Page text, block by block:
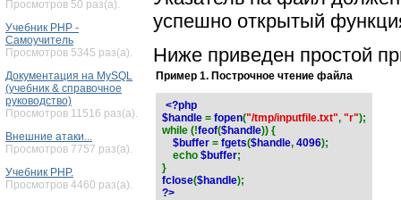
Просмотров 50 раз(а).
Учебник PHP -
Самоучитель
Просмотров 5345 раз(а).
Документация на MySQL
(учебник & справочное
руководство)
Просмотров 11516 раз(а).
Внешние атаки...
Просмотров 7757 раз(а).
Учебник PHP.
Просмотров 4460 раз(а).
успешно открытый
Ниже приведен простой
Пример 1. Построчное чтение файла
<?php
$handle = fopen("/tmp/inputfile.txt", "r");
while (!feof($handle)) {
$buffer = fgets($handle, 4096);
echo $buffer;
}
fclose($handle);
?>